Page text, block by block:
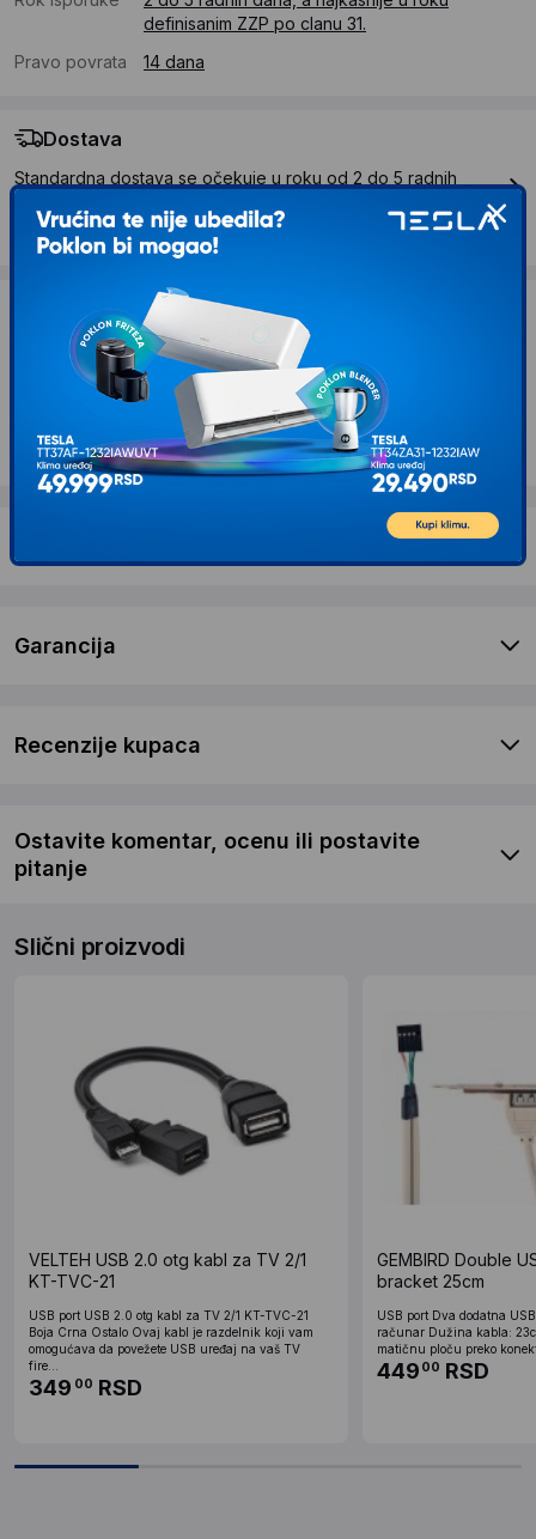
definisanim ZZP po clanu 31.
Pravo povrata
14 dana
Dostava
Standardna dostava se očekuje u roku od 2 do 5 radnih
dana
Troskovi dostave 490 RSD
Želite li ponudu za firmu?
Kontaktirajte nas
Opis proizvoda VELTEH USB spliter 1M-2F KT-
USBS201 (11-457)
Garancija
Recenzije kupaca
Ostavite komentar, ocenu ili postavite
pitanje
Slični proizvodi
VELTEH USB 2.0 otg kabl za TV 2/1
KT-TVC-21
USB port USB 2.0 otg kabl za TV 2/1 KT-TVC-21
Boja Crna Ostalo Ovaj kabl je razdelnik koji vam
omogućava da povežete USB uređaj na vaš TV
fire...
349 00 RSD
GEMBIRD Double
bracket 25cm
USB port Dva dodatna
računar Dužina kabla:
matičnu ploču preko
449 00 RSD